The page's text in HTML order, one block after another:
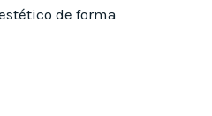
de forma